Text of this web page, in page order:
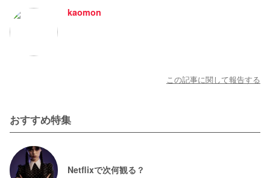
kaomon
この記事に関して報告する
おすすめ特集
Netflixで次何観る？